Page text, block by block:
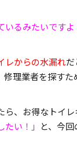
いるみたいですよ
レからの水漏れ
理業者を探す
、お得なトイレ
い！」 と、今